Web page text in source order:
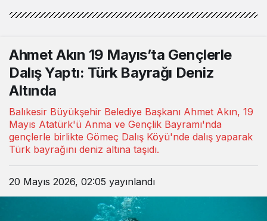
Ahmet Akın 19 Mayıs’ta Gençlerle
Dalış Yaptı: Türk Bayrağı Deniz
Altında
Balıkesir Büyükşehir Belediye Başkanı Ahmet Akın, 19
Mayıs Atatürk'ü Anma ve Gençlik Bayramı'nda
gençlerle birlikte Gömeç Dalış Köyü'nde dalış yaparak
Türk bayrağını deniz altına taşıdı.
20 Mayıs 2026, 02:05 yayınlandı